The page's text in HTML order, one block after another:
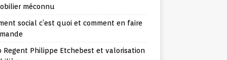
méconnu
social c’est quoi et comment en faire
Regent Philippe Etchebest et valorisation